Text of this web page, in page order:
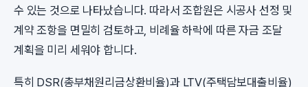
수 있는 것으로 나타났습니다. 따라서 조합원은 시공사 선정 및
계약 조항을 면밀히 검토하고, 비례율 하락에 따른 자금 조달
계획을 미리 세워야 합니다.
특히 DSR(총부채원리금상환비율)과 LTV(주택담보대출비율)